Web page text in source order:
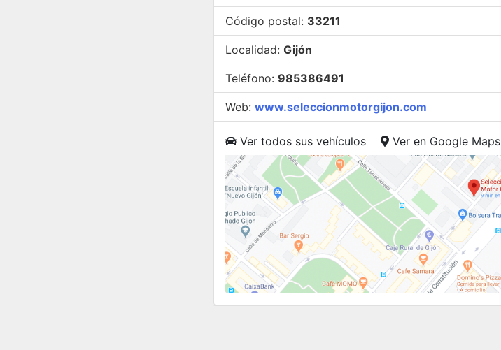
Código postal: 33211
Localidad: Gijón
Teléfono: 985386491
Web: www.seleccionmotorgijon.com
Ver todos sus vehículos Ver en Google Maps